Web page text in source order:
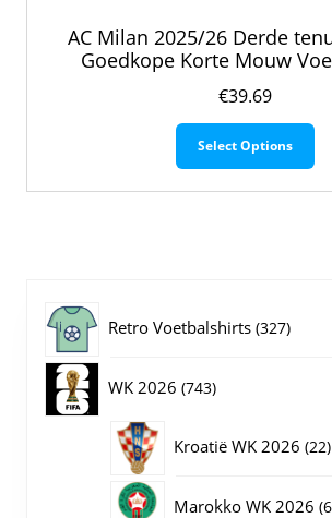
AC Milan 2025/26 Derde
Goedkope Korte Mouw
€39.69
Select Options
Dit
Retro Voetbalshirts 327327
WK 2026 743743
Kroatië WK 2026 2222
Marokko WK 2026 6